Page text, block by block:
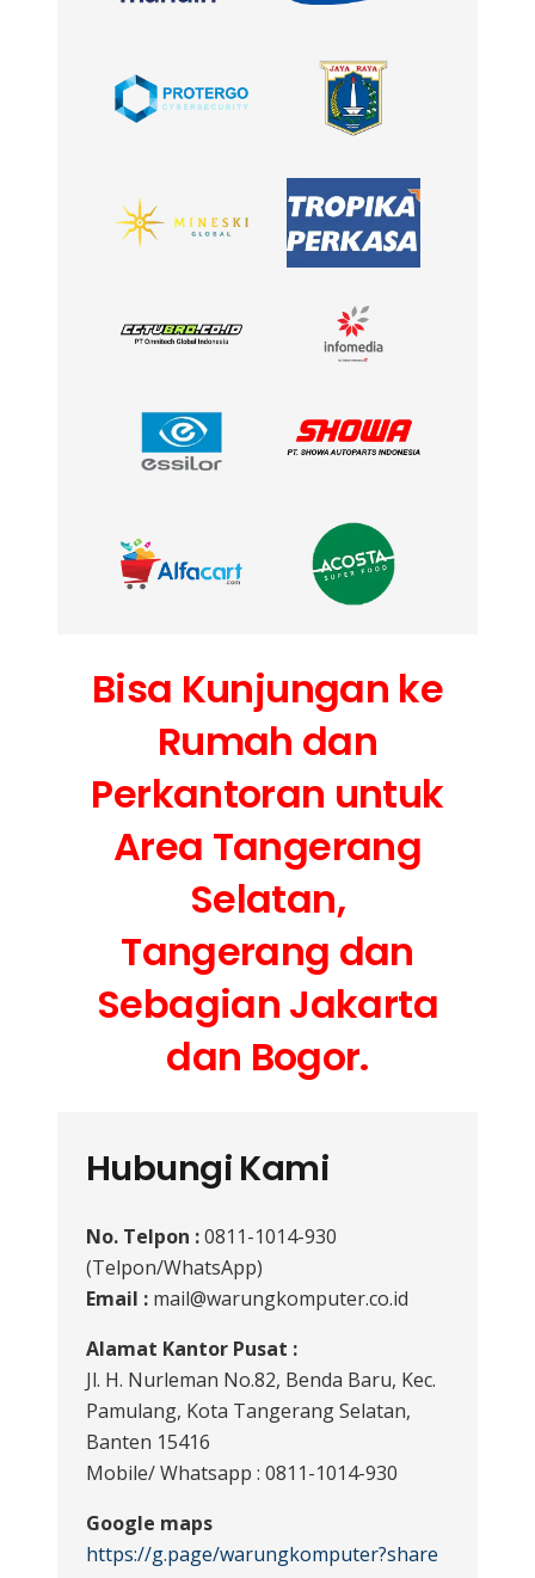
Bisa Kunjungan ke
Rumah dan
Perkantoran untuk
Area Tangerang
Selatan,
Tangerang dan
Sebagian Jakarta
dan Bogor.
Hubungi Kami
No. Telpon :0811-1014-930
(Telpon/WhatsApp)
Email : mail@warungkomputer.co.id
Alamat Kantor Pusat :
Jl. H. Nurleman No.82, Benda Baru, Kec.
Pamulang, Kota Tangerang Selatan,
Banten 15416
Mobile/ Whatsapp : 0811-1014-930
Google maps
https://g.page/warungkomputer?share